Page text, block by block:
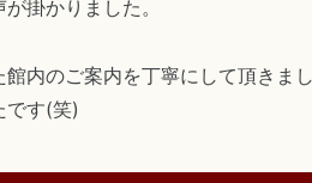
掛かりました。
内のご案内を丁寧にして頂きま
です(笑)